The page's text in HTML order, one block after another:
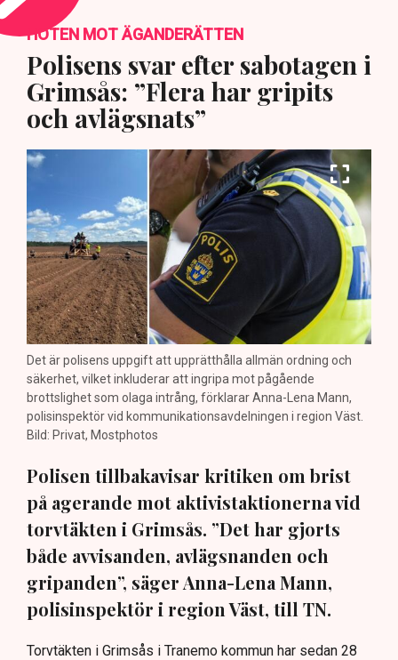
HOTEN MOT ÄGANDERÄTTEN
Polisens svar efter sabotagen i
Grimsås: ”Flera har gripits
och avlägsnats”
Det är polisens uppgift att upprätthålla allmän ordning och
säkerhet, vilket inkluderar att ingripa mot pågående
brottslighet som olaga intrång, förklarar Anna-Lena Mann,
polisinspektör vid kommunikationsavdelningen i region Väst.
Bild: Privat, Mostphotos
Polisen tillbakavisar kritiken om brist
på agerande mot aktivistaktionerna vid
torvtäkten i Grimsås. ”Det har gjorts
både avvisanden, avlägsnanden och
gripanden”, säger Anna-Lena Mann,
polisinspektör i region Väst, till TN.
Torvtäkten i Grimsås i Tranemo kommun har sedan 28